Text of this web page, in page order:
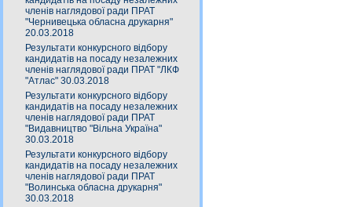
членів наглядової ради ПРАТ
"Чернивецька обласна друкарня"
20.03.2018
Результати конкурсного відбору
кандидатів на посаду незалежних
членів наглядової ради ПРАТ "ЛКФ
"Атлас" 30.03.2018
Результати конкурсного відбору
кандидатів на посаду незалежних
членів наглядової ради ПРАТ
"Видавництво "Вільна Україна"
30.03.2018
Результати конкурсного відбору
кандидатів на посаду незалежних
членів наглядової ради ПРАТ
"Волинська обласна друкарня"
30.03.2018